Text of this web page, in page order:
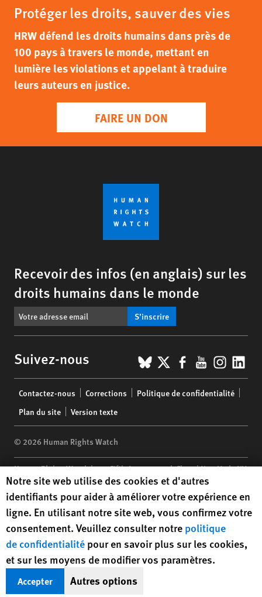
Protéger les droits, sauver des vies
HRW défend les droits humains dans près de
100 pays à travers le monde, mettant en
lumière les violations et appelant à traduire
leurs auteurs en justice.
FAIRE UN DON
Recevoir des infos (en anglais) sur les
droits humains dans le monde
S’inscrire
Suivez-nous BlueSky
X Facebook
YouTube
menu
Contactez-nous Corrections
Politique de confidentialité
Plan du site
Version texte
© 2026 Human Rights Watch
Human Rights Watch| 350 Fifth Avenue, 34th Floor | New York,NY
10118-3299USA |t1.212.290.4700
Human Rights Watchis a 501(C)(3) nonprofit registered in the US
under EIN: 13-2875808
Human Rights Watch cookie preferences
Notre site web utilise des cookies et d'autres
identifiants pour aider à améliorer votre expérience en
ligne. En utilisant notre site web, vous confirmez votre
consentement. Veuillez consulter notre politique
de confidentialité pour en savoir plus sur les cookies,
et sur les moyens de modifier vos paramètres.
Accepter Autres options